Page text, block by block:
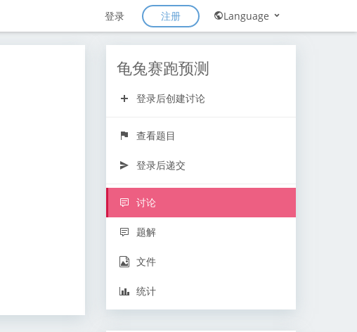
登录 注册 Language
龟兔赛跑预测
登录后创建讨论
查看题目
登录后递交
讨论
题解
文件
统计